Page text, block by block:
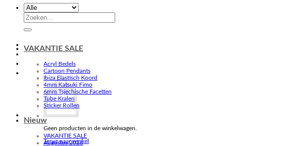
Zoeken
Geen producten in de winkelwagen.
Terug naar winkel
VAKANTIE SALE
Acryl Bedels
Cartoon Pendants
Ibiza Elastisch Koord
4mm Katsuki Fimo
6mm Tsjechische Facetten
Tube Kralen
Sticker Rollen
Nieuw
VAKANTIE SALE
Augustus 2026